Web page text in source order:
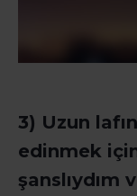
3) Uzun lafın
edinmek
şanslıydım